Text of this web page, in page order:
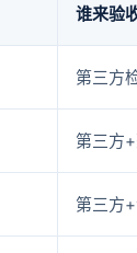
谁来验
第三方
第三方
第三方